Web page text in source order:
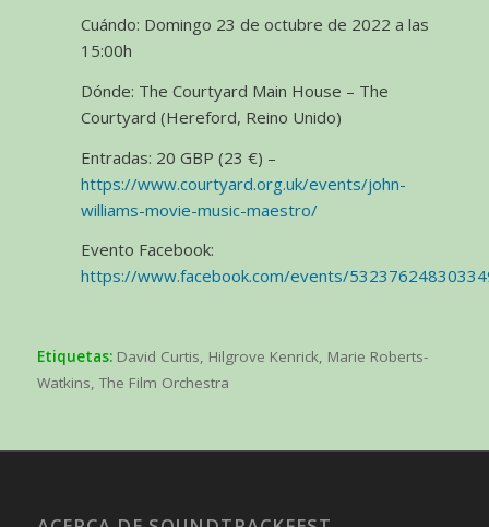
Cuándo: Domingo 23 de octubre de 2022 a las
15:00h
Dónde: The Courtyard Main House – The
Courtyard (Hereford, Reino Unido)
Entradas: 20 GBP (23 €) –
https://www.courtyard.org.uk/events/john-
williams-movie-music-maestro/
Evento Facebook:
https://www.facebook.com/events/
Etiquetas: David Curtis, Hilgrove Kenrick, Marie Roberts-
Watkins, The Film Orchestra